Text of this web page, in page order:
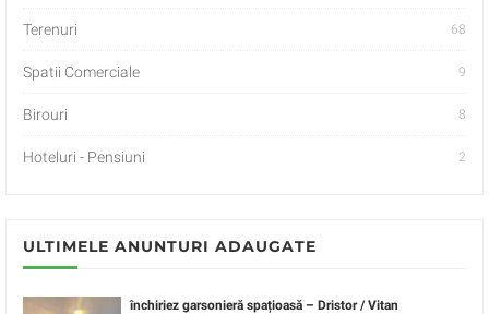
Terenuri 68
Spatii Comerciale 9
Birouri 8
Hoteluri - Pensiuni 2
ULTIMELE ANUNTURI ADAUGATE
închiriez garsonieră spațioasă – Dristor / Vitan